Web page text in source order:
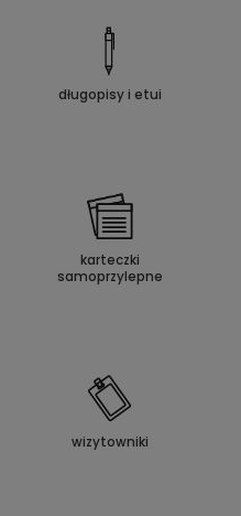
długopisy i etui
karteczki
samoprzylepne
wizytowniki